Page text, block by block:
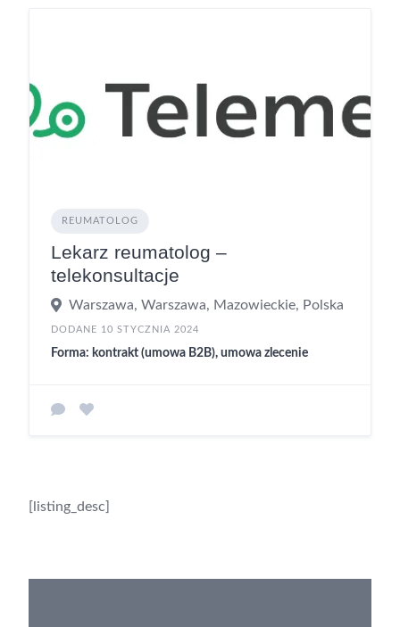
REUMATOLOG
Lekarz reumatolog –
telekonsultacje
Warszawa, Warszawa, Mazowieckie, Polska
DODANE 10 STYCZNIA 2024
Forma: kontrakt (umowa B2B), umowa zlecenie
[listing_desc]